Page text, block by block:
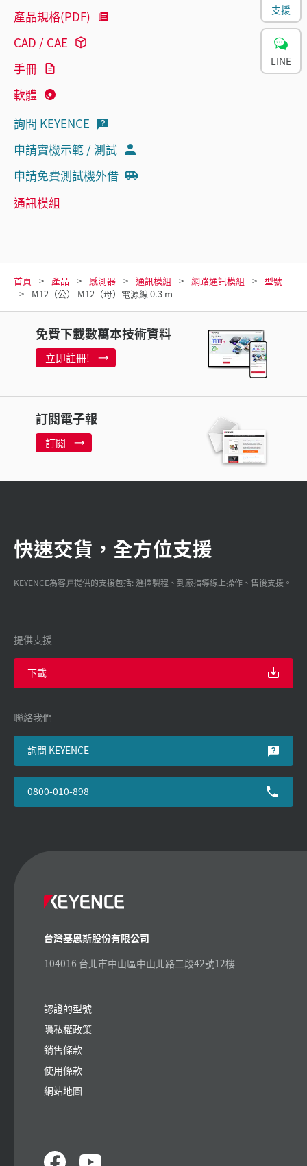
產品規格(PDF)
CAD / CAE
手冊
軟體
詢問 KEYENCE
申請實機示範 / 測試
申請免費測試機外借
通訊模組
首頁 產品 感測器 通訊模組 網路通訊模組
型號
M12（公） M12（母）電源線 0.3 m
免費下載數萬本技術資料
立即註冊!
訂閱電子報
訂閱
快速交貨，全方位支援
KEYENCE為客戸提供的支援包括: 選擇製程、到廠指導線上操作、售後支援。
提供支援
下載
聯絡我們
詢問 KEYENCE
0800-010-898
台灣基恩斯股份有限公司
104016 台北市中山區中山北路二段42號12樓
認證的型號
隱私權政策
銷售條款
使用條款
網站地圖
支援
LINE